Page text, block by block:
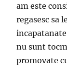
am este
regasesc sa
nu sunt
promovate